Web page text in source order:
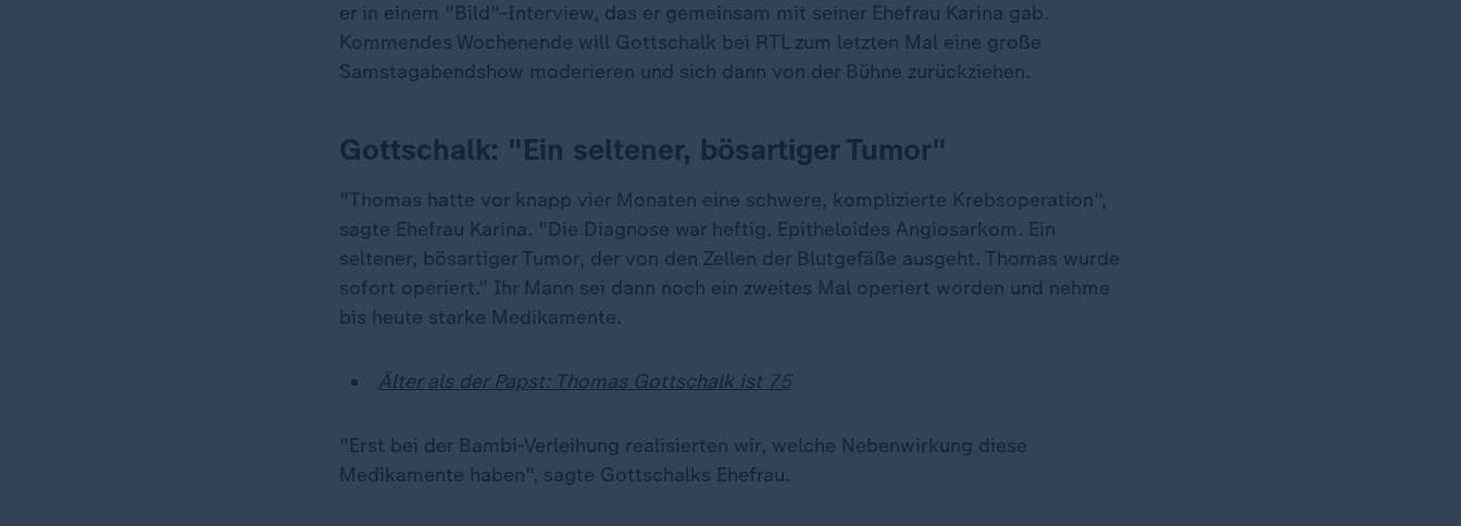
er in einem "Bild"-Interview, das er gemeinsam mit seiner Ehefrau Karina gab.
Kommendes Wochenende will Gottschalk bei RTL zum letzten Mal eine große
Samstagabendshow moderieren und sich dann von der Bühne zurückziehen.
Gottschalk: "Ein seltener, bösartiger Tumor"
"Thomas hatte vor knapp vier Monaten eine schwere, komplizierte Krebsoperation",
sagte Ehefrau Karina. "Die Diagnose war heftig. Epitheloides Angiosarkom. Ein
seltener, bösartiger Tumor, der von den Zellen der Blutgefäße ausgeht. Thomas wurde
sofort operiert." Ihr Mann sei dann noch ein zweites Mal operiert worden und nehme
bis heute starke Medikamente.
Älter als der Papst: Thomas Gottschalk ist 75
"Erst bei der Bambi-Verleihung realisierten wir, welche Nebenwirkung diese
Medikamente haben", sagte Gottschalks Ehefrau.